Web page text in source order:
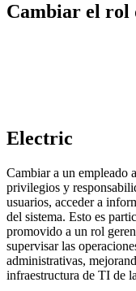
Cambiar el rol
Electric
Cambiar a un empleado
privilegios y
usuarios, acceder a
del sistema. Esto es
promovido a un rol
supervisar las
administrativas,
infraestructura de TI de